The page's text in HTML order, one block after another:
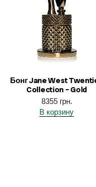
Бонг Jane West
Collection – Gold
8355 грн.
В корзину